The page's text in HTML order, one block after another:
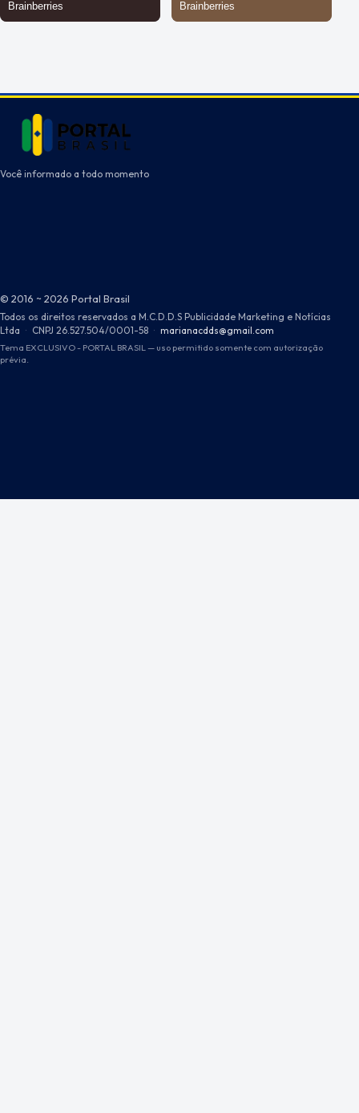
Você informado a todo momento
© 2016 ~ 2026 Portal Brasil
Todos os direitos reservados a M.C.D.D.S Publicidade Marketing e Notícias
Ltda · CNPJ 26.527.504/0001-58 · marianacdds@gmail.com
Tema EXCLUSIVO - PORTAL BRASIL — uso permitido somente com autorização
prévia.